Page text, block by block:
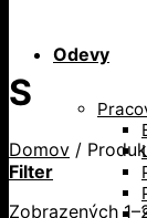
Odevy
S
Domov /
Filter
Zobrazených